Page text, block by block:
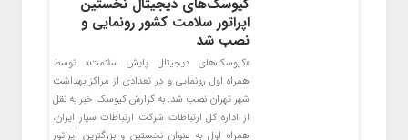
کیوسک‌های دیجیتال نخستین
اپراتور سلامت کشور رونمایی و
نصب شد
«کیوسک‌های دیجیتال پایش سلامت» توسط
همراه اول رونمایی و در تعدادی از مراکز بهداشت
شهر تهران نصب شد. به گزارش کیوسک خبر به نقل
از اداره کل ارتباطات شرکت ارتباطات سیار ایران،
همراه اول به عنوان نخستین و بزرگترین اپراتور